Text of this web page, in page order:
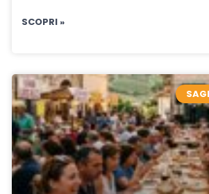
SCOPRI »